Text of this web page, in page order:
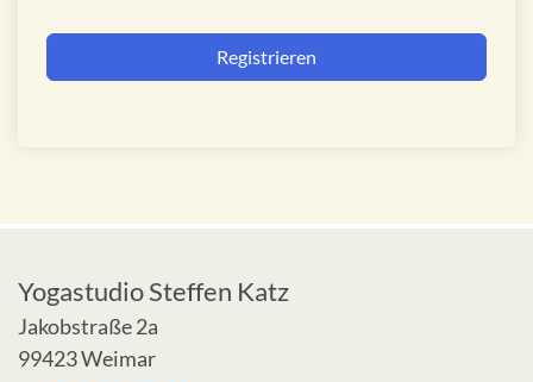
Alternative:
Registrieren
Yogastudio Steffen Katz
Jakobstraße 2a
99423 Weimar